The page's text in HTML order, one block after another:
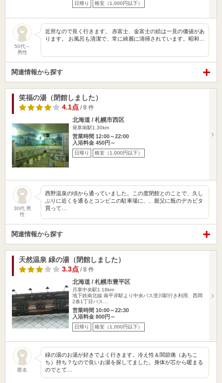
日帰り 格安（1,000円以下）
50代～
男性
近所なので良く行きます。 赤富士、金富士の絵は一見の価値があ
ります。 お風呂も清潔で、常に綺麗に清掃されています。昭和…
関連情報から探す
笑福の湯（閉館しました）
4.1点 / 8 件
北海道 / 札幌市西区
発寒南駅1.30km
営業時間 12:00～22:00
入浴料金 450円～
日帰り 格安（1,000円以下）
30代 男
性
西野温泉の頃から通っていました。この度閉館とのことで、久し
ぶりに近くを通るとコンビニの駐車場に、、親父に瓶のデカビタ
買って…
関連情報から探す
天然温泉 緑の湯（閉館しました）
3.3点 / 8 件
北海道 / 札幌市豊平区
月寒中央駅1.18km
地下鉄南北線 南平岸駅より中央バス澄川駅行き利用、西岡
2条1丁目バス…
営業時間 10:00～22:30
入浴料金 800円～
日帰り 格安（1,000円以下）
匿名
緑の湯のお湯が好きでよく行きます。冷え性＆関節痛（あちこ
ち）持ち？なので良いお湯を探してました。身体が芯から暖まる
のでとて…